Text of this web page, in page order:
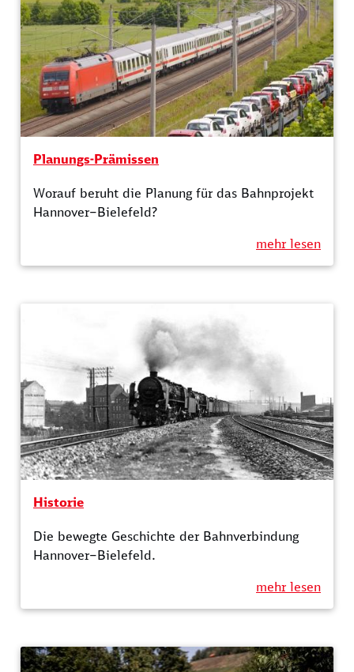
Planungs-Prämissen
Worauf beruht die Planung für das Bahnprojekt
Hannover–Bielefeld?
mehr lesen
Historie
Die bewegte Geschichte der Bahnverbindung
Hannover–Bielefeld.
mehr lesen